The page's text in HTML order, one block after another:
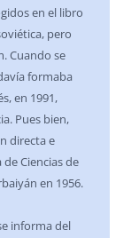
en el libro
pero
Cuando se
formaba
en 1991,
Pues bien,
directa e
Ciencias de
en 1956.
informa del